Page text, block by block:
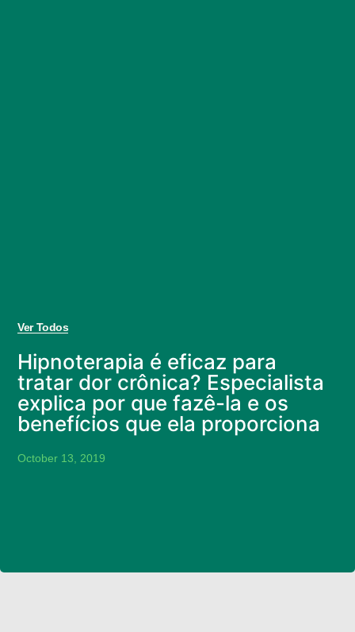
Ver Todos
Hipnoterapia é eficaz para
tratar dor crônica? Especialista
explica por que fazê-la e os
benefícios que ela proporciona
October 13, 2019